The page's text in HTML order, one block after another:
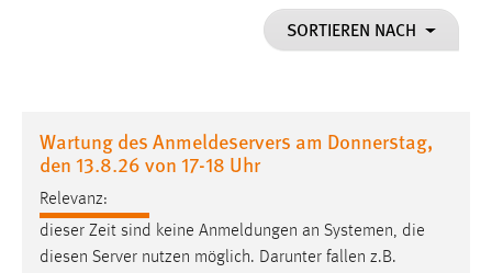
SORTIEREN NACH
Wartung des Anmeldeservers am Donnerstag,
den 13.8.26 von 17-18 Uhr
Relevanz:
dieser Zeit sind keine Anmeldungen an Systemen, die
diesen Server nutzen möglich. Darunter fallen z.B.
staticfilecache
Für performante Seitenauslieferung wird in diesem Cookie
gespeichert, ob man eingeloggt ist.